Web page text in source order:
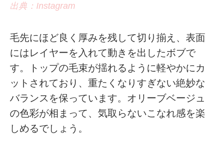
出典：Instagram
毛先にほど良く厚みを残して切り揃え、表面
にはレイヤーを入れて動きを出したボブで
す。トップの毛束が揺れるように軽やかにカ
ットされており、重たくなりすぎない絶妙な
バランスを保っています。オリーブベージュ
の色彩が相まって、気取らないこなれ感を楽
しめるでしょう。